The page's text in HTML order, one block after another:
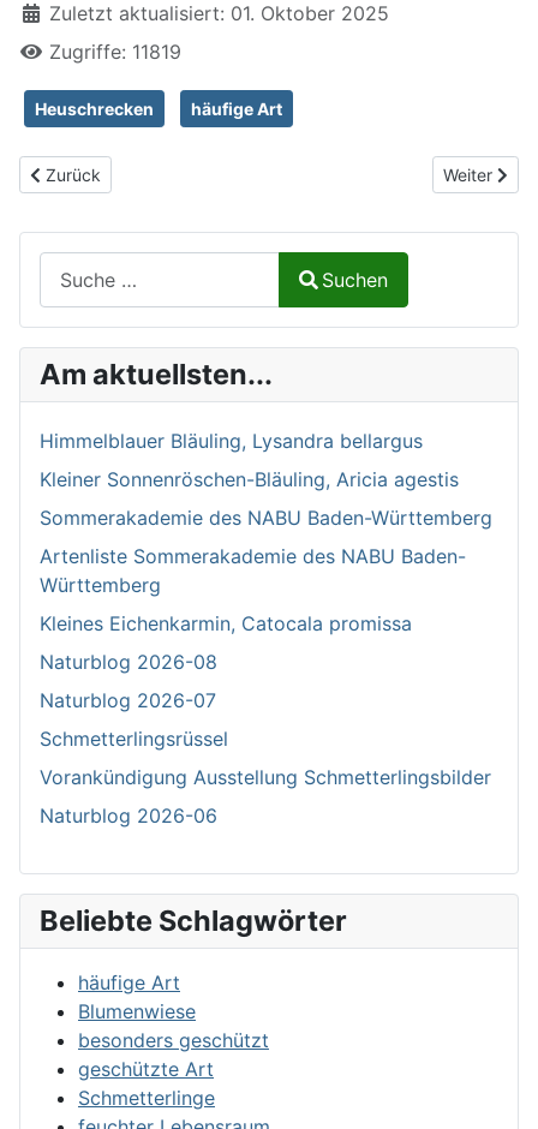
Zuletzt aktualisiert: 01. Oktober 2025
Zugriffe: 11819
Heuschrecken häufige Art
Vorheriger Beitrag: Zweifarbige Beißschrecke, Bicolorana bicolor
Zurück Nächster
Weiter
Suchen
Am aktuellsten...
Himmelblauer Bläuling, Lysandra bellargus
Kleiner Sonnenröschen-Bläuling, Aricia agestis
Sommerakademie des NABU Baden-Württemberg
Artenliste Sommerakademie des NABU Baden-
Württemberg
Kleines Eichenkarmin, Catocala promissa
Naturblog 2026-08
Naturblog 2026-07
Schmetterlingsrüssel
Vorankündigung Ausstellung Schmetterlingsbilder
Naturblog 2026-06
Beliebte Schlagwörter
häufige Art
Blumenwiese
besonders geschützt
geschützte Art
Schmetterlinge